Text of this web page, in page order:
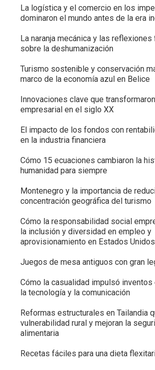
La logística y el comercio en los
dominaron el mundo antes de la era
La naranja mecánica y las
sobre la deshumanización
Turismo sostenible y conservación
marco de la economía azul en Belice
Innovaciones clave que
empresarial en el siglo XX
El impacto de los fondos con
en la industria financiera
Cómo 15 ecuaciones cambiaron la
humanidad para siempre
Montenegro y la importancia de
concentración geográfica del turismo
Cómo la responsabilidad social
la inclusión y diversidad en empleo y
aprovisionamiento en Estados Unidos
Juegos de mesa antiguos con gran
Cómo la casualidad impulsó inventos
la tecnología y la comunicación
Reformas estructurales en Tailandia
vulnerabilidad rural y mejoran la
alimentaria
Recetas fáciles para una dieta